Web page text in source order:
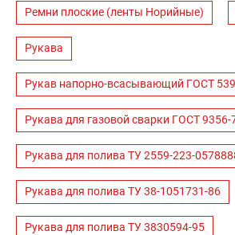
Ремни плоские (ленты Норийные)
Рукава
Рукав напорно-всасывающий ГОСТ
Рукава для газовой сварки ГОСТ 9356-
Рукава для полива ТУ 2559-223-
Рукава для полива ТУ 38-1051731-86
Рукава для полива ТУ 3830594-95